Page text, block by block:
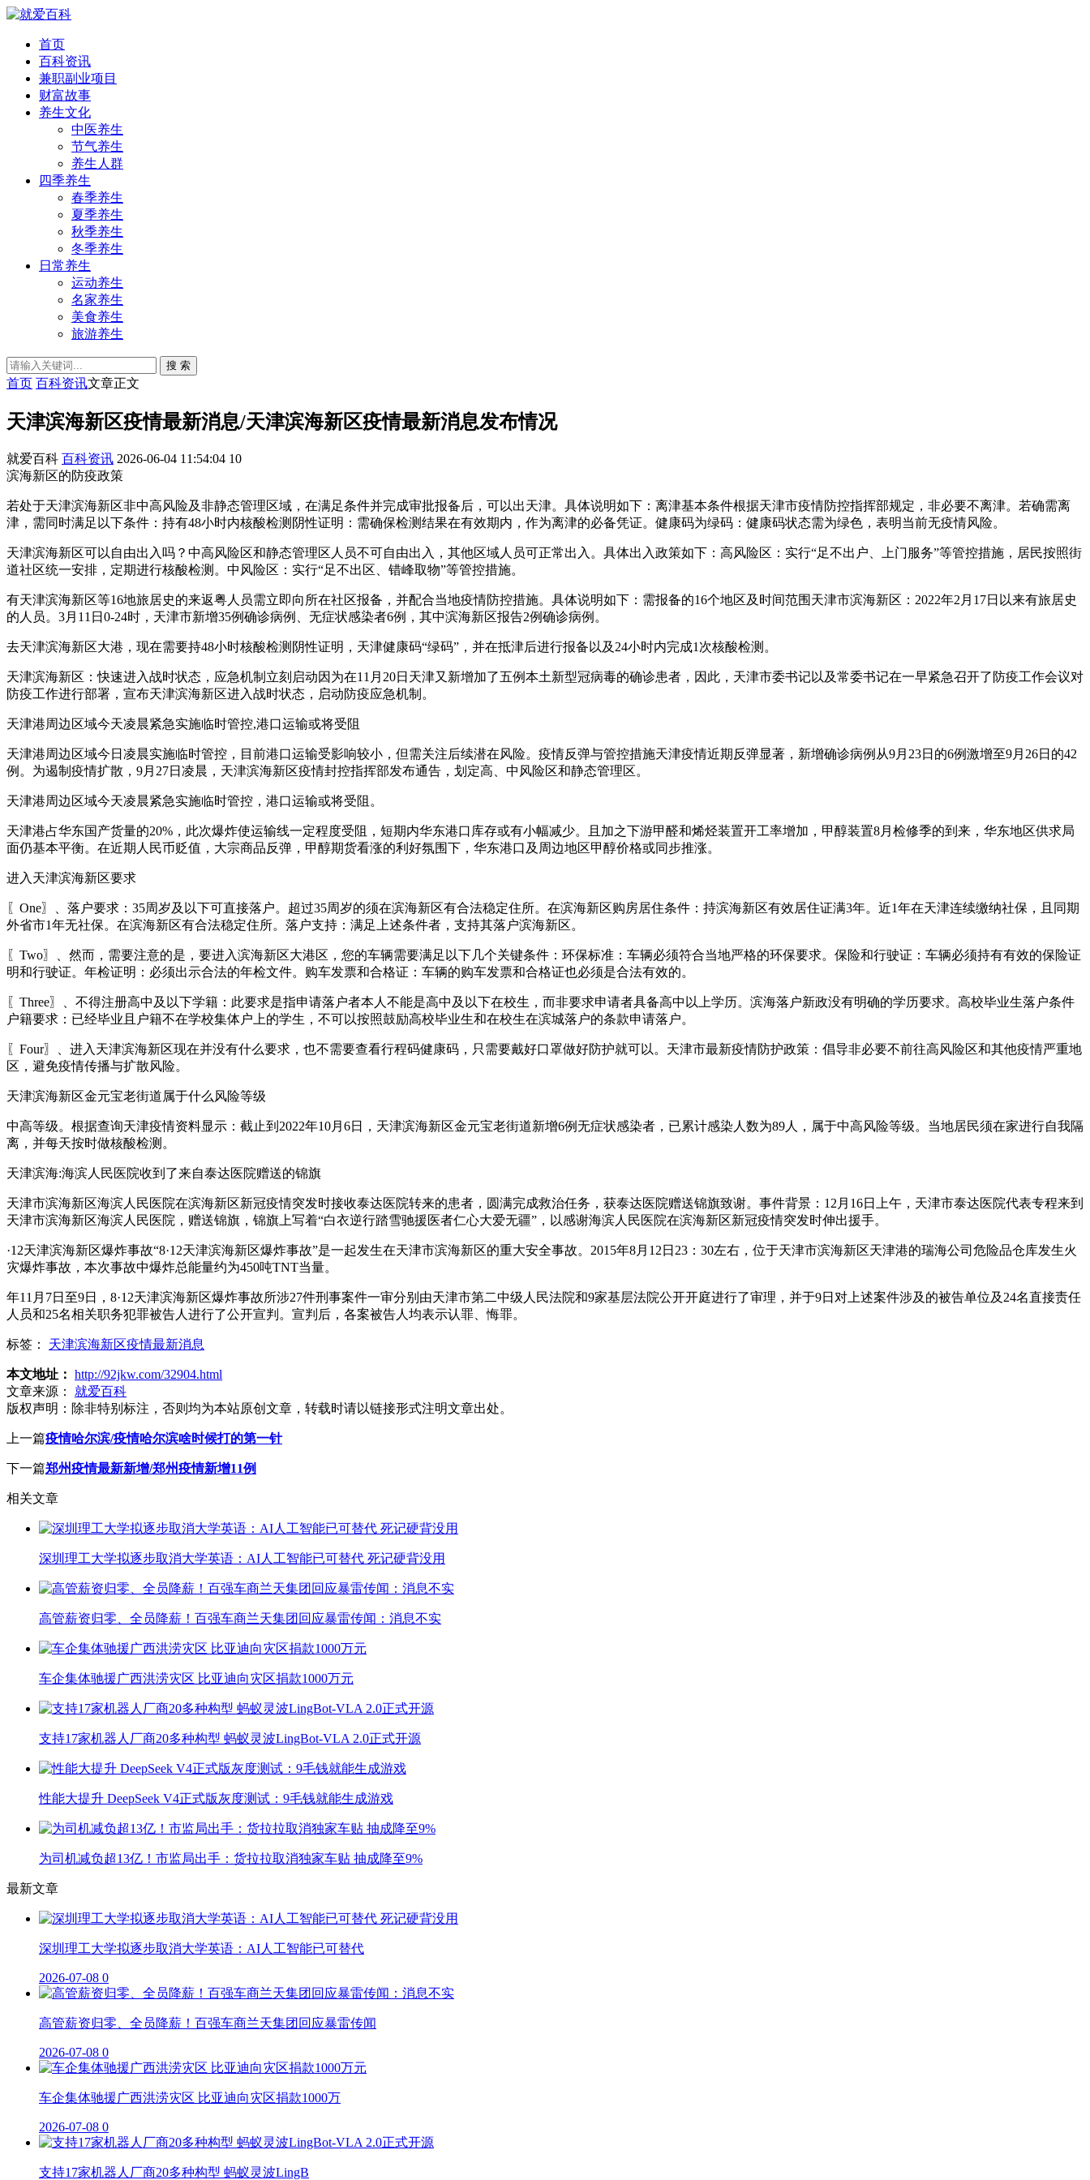
首页
百科资讯
兼职副业项目
财富故事
养生文化
中医养生
节气养生
养生人群
四季养生
春季养生
夏季养生
秋季养生
冬季养生
日常养生
运动养生
名家养生
美食养生
旅游养生
搜 索
首页 百科资讯文章正文
天津滨海新区疫情最新消息/天津滨海新区疫情最新消息发布情况
就爱百科 百科资讯 2026-06-04 11:54:04 10
滨海新区的防疫政策
若处于天津滨海新区非中高风险及非静态管理区域，在满足条件并完成审批报备后，可以出天津。具体说明如下：离津基本条件根据天津市疫情防控指挥部规定，非必要不离津。若确需离
津，需同时满足以下条件：持有48小时内核酸检测阴性证明：需确保检测结果在有效期内，作为离津的必备凭证。健康码为绿码：健康码状态需为绿色，表明当前无疫情风险。
天津滨海新区可以自由出入吗？中高风险区和静态管理区人员不可自由出入，其他区域人员可正常出入。具体出入政策如下：高风险区：实行“足不出户、上门服务”等管控措施，居民按照街
道社区统一安排，定期进行核酸检测。中风险区：实行“足不出区、错峰取物”等管控措施。
有天津滨海新区等16地旅居史的来返粤人员需立即向所在社区报备，并配合当地疫情防控措施。具体说明如下：需报备的16个地区及时间范围天津市滨海新区：2022年2月17日以来有旅居史
的人员。3月11日0-24时，天津市新增35例确诊病例、无症状感染者6例，其中滨海新区报告2例确诊病例。
去天津滨海新区大港，现在需要持48小时核酸检测阴性证明，天津健康码“绿码”，并在抵津后进行报备以及24小时内完成1次核酸检测。
天津滨海新区：快速进入战时状态，应急机制立刻启动因为在11月20日天津又新增加了五例本土新型冠病毒的确诊患者，因此，天津市委书记以及常委书记在一早紧急召开了防疫工作会议对
防疫工作进行部署，宣布天津滨海新区进入战时状态，启动防疫应急机制。
天津港周边区域今天凌晨紧急实施临时管控,港口运输或将受阻
天津港周边区域今日凌晨实施临时管控，目前港口运输受影响较小，但需关注后续潜在风险。疫情反弹与管控措施天津疫情近期反弹显著，新增确诊病例从9月23日的6例激增至9月26日的42
例。为遏制疫情扩散，9月27日凌晨，天津滨海新区疫情封控指挥部发布通告，划定高、中风险区和静态管理区。
天津港周边区域今天凌晨紧急实施临时管控，港口运输或将受阻。
天津港占华东国产货量的20%，此次爆炸使运输线一定程度受阻，短期内华东港口库存或有小幅减少。且加之下游甲醛和烯烃装置开工率增加，甲醇装置8月检修季的到来，华东地区供求局
面仍基本平衡。在近期人民币贬值，大宗商品反弹，甲醇期货看涨的利好氛围下，华东港口及周边地区甲醇价格或同步推涨。
进入天津滨海新区要求
〖One〗、落户要求：35周岁及以下可直接落户。超过35周岁的须在滨海新区有合法稳定住所。在滨海新区购房居住条件：持滨海新区有效居住证满3年。近1年在天津连续缴纳社保，且同期
外省市1年无社保。在滨海新区有合法稳定住所。落户支持：满足上述条件者，支持其落户滨海新区。
〖Two〗、然而，需要注意的是，要进入滨海新区大港区，您的车辆需要满足以下几个关键条件：环保标准：车辆必须符合当地严格的环保要求。保险和行驶证：车辆必须持有有效的保险证
明和行驶证。年检证明：必须出示合法的年检文件。购车发票和合格证：车辆的购车发票和合格证也必须是合法有效的。
〖Three〗、不得注册高中及以下学籍：此要求是指申请落户者本人不能是高中及以下在校生，而非要求申请者具备高中以上学历。滨海落户新政没有明确的学历要求。高校毕业生落户条件
户籍要求：已经毕业且户籍不在学校集体户上的学生，不可以按照鼓励高校毕业生和在校生在滨城落户的条款申请落户。
〖Four〗、进入天津滨海新区现在并没有什么要求，也不需要查看行程码健康码，只需要戴好口罩做好防护就可以。天津市最新疫情防护政策：倡导非必要不前往高风险区和其他疫情严重地
区，避免疫情传播与扩散风险。
天津滨海新区金元宝老街道属于什么风险等级
中高等级。根据查询天津疫情资料显示：截止到2022年10月6日，天津滨海新区金元宝老街道新增6例无症状感染者，已累计感染人数为89人，属于中高风险等级。当地居民须在家进行自我隔
离，并每天按时做核酸检测。
天津滨海:海滨人民医院收到了来自泰达医院赠送的锦旗
天津市滨海新区海滨人民医院在滨海新区新冠疫情突发时接收泰达医院转来的患者，圆满完成救治任务，获泰达医院赠送锦旗致谢。事件背景：12月16日上午，天津市泰达医院代表专程来到
天津市滨海新区海滨人民医院，赠送锦旗，锦旗上写着“白衣逆行踏雪驰援医者仁心大爱无疆”，以感谢海滨人民医院在滨海新区新冠疫情突发时伸出援手。
·12天津滨海新区爆炸事故“8·12天津滨海新区爆炸事故”是一起发生在天津市滨海新区的重大安全事故。2015年8月12日23：30左右，位于天津市滨海新区天津港的瑞海公司危险品仓库发生火
灾爆炸事故，本次事故中爆炸总能量约为450吨TNT当量。
年11月7日至9日，8·12天津滨海新区爆炸事故所涉27件刑事案件一审分别由天津市第二中级人民法院和9家基层法院公开开庭进行了审理，并于9日对上述案件涉及的被告单位及24名直接责任
人员和25名相关职务犯罪被告人进行了公开宣判。宣判后，各案被告人均表示认罪、悔罪。
标签： 天津滨海新区疫情最新消息
本文地址： http://92jkw.com/32904.html
文章来源：
就爱百科
版权声明： 除非特别标注，否则均为本站原创文章，转载时请以链接形式注明文章出处。
上一篇疫情哈尔滨/疫情哈尔滨啥时候打的第一针
下一篇郑州疫情最新新增/郑州疫情新增11例
相关文章
深圳理工大学拟逐步取消大学英语：AI人工智能已可替代 死记硬背没用
高管薪资归零、全员降薪！百强车商兰天集团回应暴雷传闻：消息不实
车企集体驰援广西洪涝灾区 比亚迪向灾区捐款1000万元
支持17家机器人厂商20多种构型 蚂蚁灵波LingBot-VLA 2.0正式开源
性能大提升 DeepSeek V4正式版灰度测试：9毛钱就能生成游戏
为司机减负超13亿！市监局出手：货拉拉取消独家车贴 抽成降至9%
最新文章
深圳理工大学拟逐步取消大学英语：AI人工智能已可替代
2026-07-08 0
高管薪资归零、全员降薪！百强车商兰天集团回应暴雷传闻
2026-07-08 0
车企集体驰援广西洪涝灾区 比亚迪向灾区捐款1000万
2026-07-08 0
支持17家机器人厂商20多种构型 蚂蚁灵波LingB